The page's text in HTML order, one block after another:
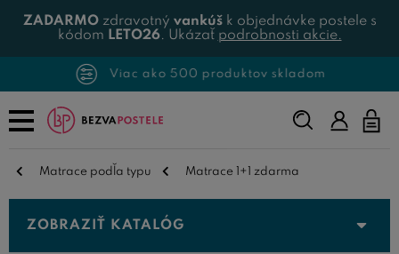
ZADARMOzdravotný vankúšk objednávke postele s
kódom LETO26. Ukázať podrobnosti akcie.
Viac ako 500 produktov skladom
Napíšte,
čo
Matrace podľa typu Matrace 1+1 zdarma
ZOBRAZIŤ KATALÓG